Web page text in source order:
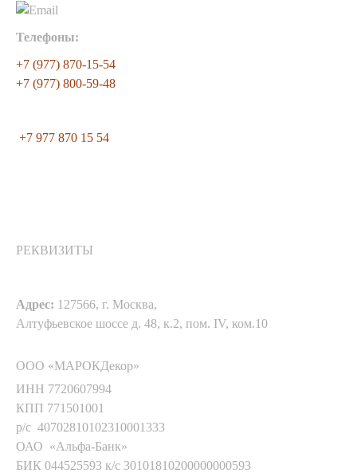
Телефоны:
+7 (977) 870-15-54
+7 (977) 800-59-48
+7 977 870 15 54
РЕКВИЗИТЫ
Адрес: 127566, г. Москва,
Алтуфьевское шоссе д. 48, к.2, пом. IV, ком.10
ООО «МАРОКДекор»
ИНН 7720607994
КПП 771501001
р/с 40702810102310001333
ОАО «Альфа-Банк»
БИК 044525593 к/с 30101810200000000593